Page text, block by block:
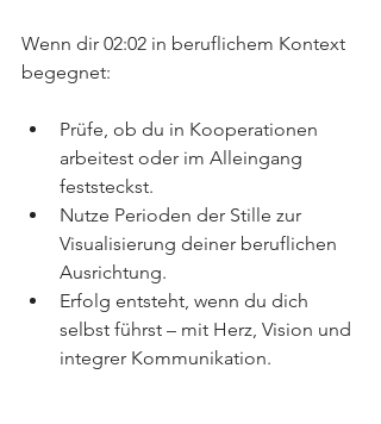
Wenn dir 02:02 in beruflichem Kontext
begegnet:
Prüfe, ob du in Kooperationen
arbeitest oder im Alleingang
feststeckst.
Nutze Perioden der Stille zur
Visualisierung deiner beruflichen
Ausrichtung.
Erfolg entsteht, wenn du dich
selbst führst – mit Herz, Vision und
integrer Kommunikation.